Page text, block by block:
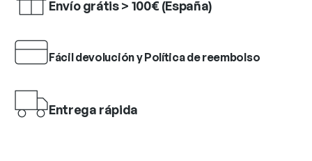
Envío grátis > 100€ (España)
Fácil devolución y Política de reembolso
Entrega rápida